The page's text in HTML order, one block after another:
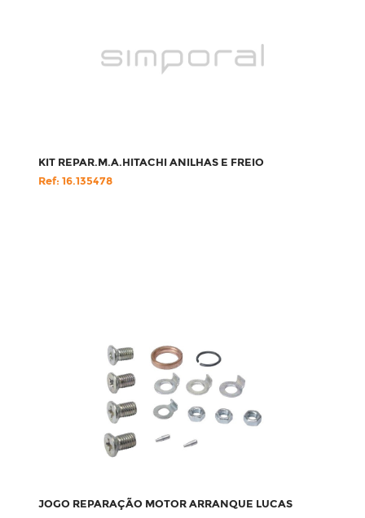
KIT REPAR.M.A.HITACHI ANILHAS E FREIO
Ref: 16.135478
JOGO REPARAÇÃO MOTOR ARRANQUE LUCAS